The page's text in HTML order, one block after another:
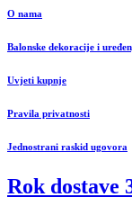
O nama
Balonske dekoracije i
Uvjeti kupnje
Pravila privatnosti
Jednostrani raskid ugovora
Rok dostave